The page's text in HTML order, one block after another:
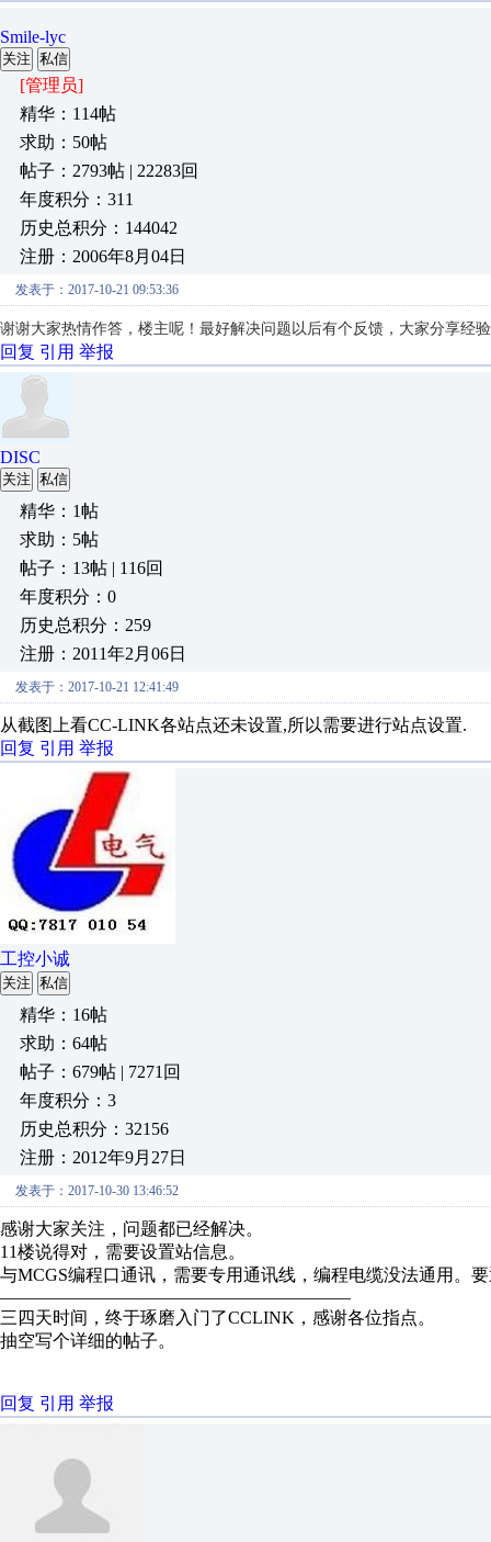
Smile-lyc
关注 私信
[管理员]
精华：114帖
求助：50帖
帖子：2793帖 | 22283回
年度积分：311
历史总积分：144042
注册：2006年8月04日
发表于：2017-10-21 09:53:36
谢谢大家热情作答，楼主呢！最好解决问题以后有个反馈，大家分享经验
回复 引用 举报
DISC
关注 私信
精华：1帖
求助：5帖
帖子：13帖 | 116回
年度积分：0
历史总积分：259
注册：2011年2月06日
发表于：2017-10-21 12:41:49
从截图上看CC-LINK各站点还未设置,所以需要进行站点设置.
回复 引用 举报
工控小诚
关注 私信
精华：16帖
求助：64帖
帖子：679帖 | 7271回
年度积分：3
历史总积分：32156
注册：2012年9月27日
发表于：2017-10-30 13:46:52
感谢大家关注，问题都已经解决。
11楼说得对，需要设置站信息。
与MCGS编程口通讯，需要专用通讯线，编程电缆没法通用。
————————————————————
三四天时间，终于琢磨入门了CCLINK，感谢各位指点。
抽空写个详细的帖子。
回复 引用 举报